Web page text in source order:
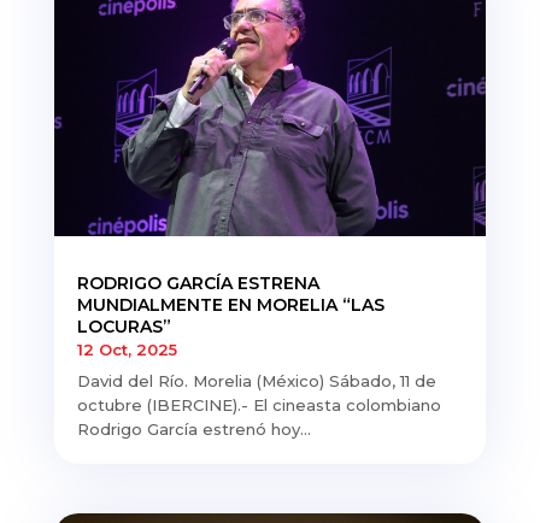
RODRIGO GARCÍA ESTRENA
MUNDIALMENTE EN MORELIA “LAS
LOCURAS”
12 Oct, 2025
David del Río. Morelia (México) Sábado, 11 de
octubre (IBERCINE).- El cineasta colombiano
Rodrigo García estrenó hoy...